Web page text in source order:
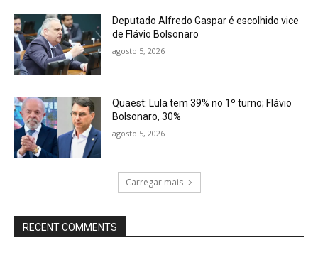
Deputado Alfredo Gaspar é escolhido vice
de Flávio Bolsonaro
agosto 5, 2026
Quaest: Lula tem 39% no 1º turno; Flávio
Bolsonaro, 30%
agosto 5, 2026
Carregar mais
RECENT COMMENTS